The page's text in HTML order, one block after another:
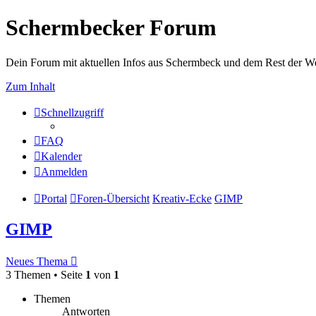
Schermbecker Forum
Dein Forum mit aktuellen Infos aus Schermbeck und dem Rest der
Zum Inhalt
Schnellzugriff
FAQ
Kalender
Anmelden
Portal Foren-Übersicht Kreativ-Ecke GIMP
GIMP
Neues Thema
3 Themen • Seite 1 von 1
Themen
Antworten